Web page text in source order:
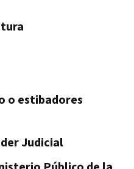
o estibadores
Judicial